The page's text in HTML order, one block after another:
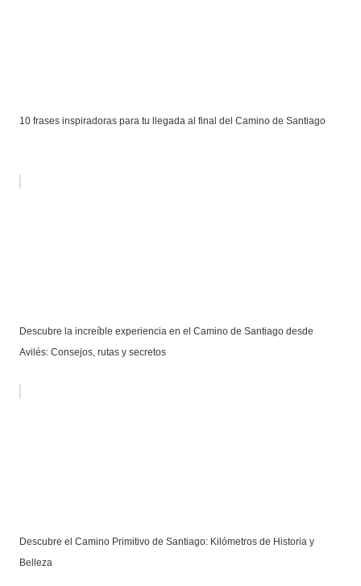
10 frases inspiradoras para tu llegada al final del Camino de Santiago
Descubre la increíble experiencia en el Camino de Santiago desde
Avilés: Consejos, rutas y secretos
Descubre el Camino Primitivo de Santiago: Kilómetros de Historia y
Belleza